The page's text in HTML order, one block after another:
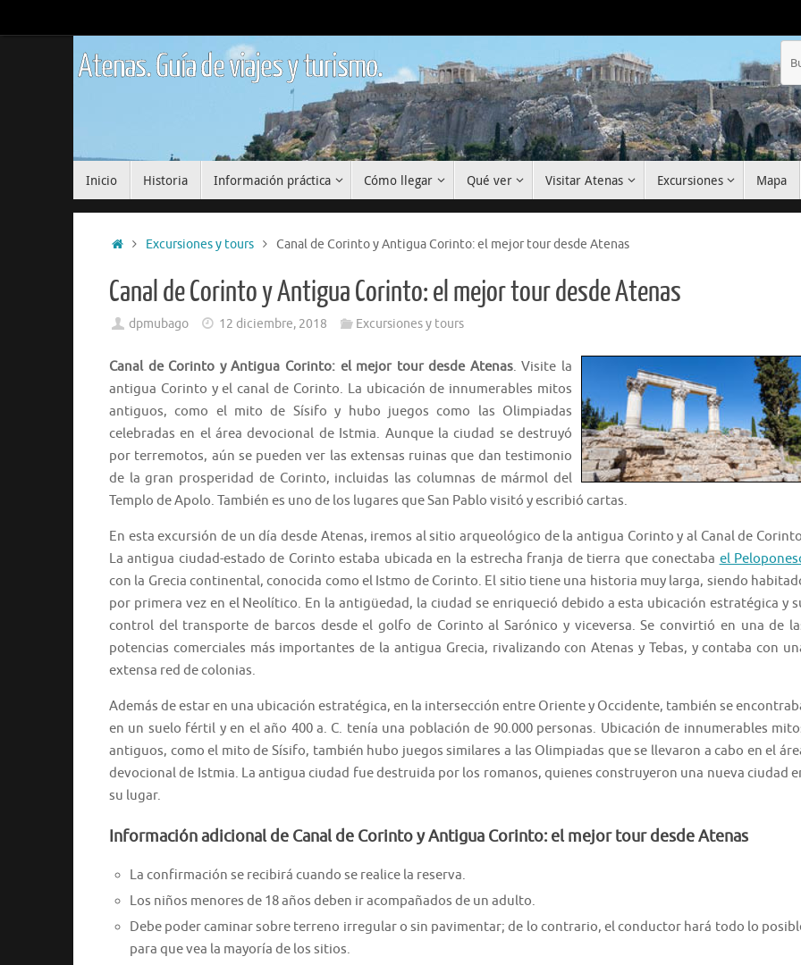
al
Atenas. Guía de viajes y turismo.
Inicio Historia Información práctica Cómo llegar Qué ver Visitar Atenas Excursiones Mapa
InicioExcursiones y tours Canal de Corinto y Antigua Corinto: el mejor tour desde Atenas
Canal de Corinto y Antigua Corinto: el mejor tour desde Atenas
dpmubago 12 diciembre, 2018 Excursiones y tours
Canal de Corinto y Antigua Corinto: el mejor tour desde Atenas. Visite la
antigua Corinto y el canal de Corinto. La ubicación de innumerables mitos
antiguos, como el mito de Sísifo y hubo juegos como las Olimpiadas
celebradas en el área devocional de Istmia. Aunque la ciudad se destruyó
por terremotos, aún se pueden ver las extensas ruinas que dan testimonio
de la gran prosperidad de Corinto, incluidas las columnas de mármol del
Templo de Apolo. También es uno de los lugares que San Pablo visitó y escribió cartas.
En esta excursión de un día desde Atenas, iremos al sitio arqueológico de la antigua Corinto y al Canal de
La antigua ciudad-estado de Corinto estaba ubicada en la estrecha franja de tierra que conectaba el
con la Grecia continental, conocida como el Istmo de Corinto. El sitio tiene una historia muy larga, siendo
por primera vez en el Neolítico. En la antigüedad, la ciudad se enriqueció debido a esta ubicación estratégica y
control del transporte de barcos desde el golfo de Corinto al Sarónico y viceversa. Se convirtió en una de
potencias comerciales más importantes de la antigua Grecia, rivalizando con Atenas y Tebas, y contaba con
extensa red de colonias.
Además de estar en una ubicación estratégica, en la intersección entre Oriente y Occidente, también se
en un suelo fértil y en el año 400 a. C. tenía una población de 90.000 personas. Ubicación de innumerables
antiguos, como el mito de Sísifo, también hubo juegos similares a las Olimpiadas que se llevaron a cabo en el
devocional de Istmia. La antigua ciudad fue destruida por los romanos, quienes construyeron una nueva ciudad
su lugar.
Información adicional de Canal de Corinto y Antigua Corinto: el mejor tour desde Atenas
La confirmación se recibirá cuando se realice la reserva.
Los niños menores de 18 años deben ir acompañados de un adulto.
Debe poder caminar sobre terreno irregular o sin pavimentar; de lo contrario, el conductor hará todo lo
para que vea la mayoría de los sitios.